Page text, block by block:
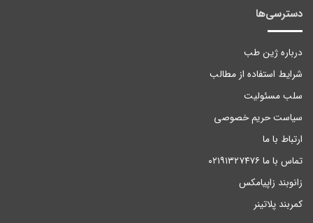
دسترسی‌ها
درباره ژین طب
شرایط استفاده از مطالب
سلب مسئولیت
سیاست حریم خصوصی
ارتباط با ما
تماس با ما ۰۲۱۹۱۳۲۷۴۷۶
زانوبند زاپیامکس
کمربند پلاتینر